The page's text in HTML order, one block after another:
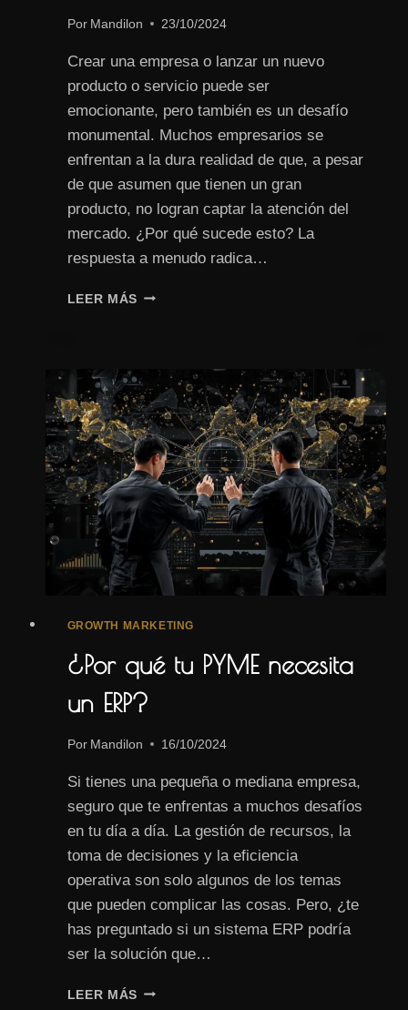
Por Mandilon 23/10/2024
Crear una empresa o lanzar un nuevo
producto o servicio puede ser
emocionante, pero también es un desafío
monumental. Muchos empresarios se
enfrentan a la dura realidad de que, a pesar
de que asumen que tienen un gran
producto, no logran captar la atención del
mercado. ¿Por qué sucede esto? La
respuesta a menudo radica…
LEER MÁS¿TU
EL
MERCADO?
DESCUBRE
LA
ESTRATEGIA
GO-
TO-
MARKET
GROWTH MARKETING
¿Por qué tu PYME necesita
un ERP?
Por Mandilon 16/10/2024
Si tienes una pequeña o mediana empresa,
seguro que te enfrentas a muchos desafíos
en tu día a día. La gestión de recursos, la
toma de decisiones y la eficiencia
operativa son solo algunos de los temas
que pueden complicar las cosas. Pero, ¿te
has preguntado si un sistema ERP podría
ser la solución que…
LEER MÁS¿POR